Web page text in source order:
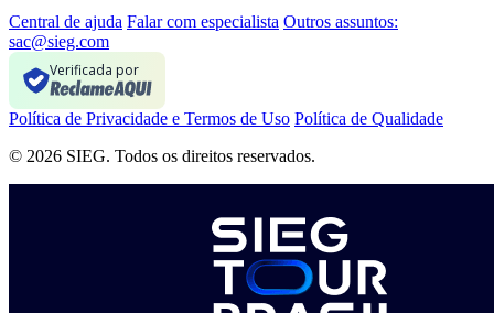
Central de ajuda Falar com especialista Outros assuntos:
sac@sieg.com
Verificada por
Política de Privacidade e Termos de Uso Política de Qualidade
© 2026 SIEG. Todos os direitos reservados.